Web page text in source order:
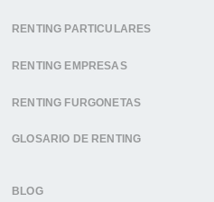
RENTING PARTICULARES
RENTING EMPRESAS
RENTING FURGONETAS
GLOSARIO DE RENTING
BLOG